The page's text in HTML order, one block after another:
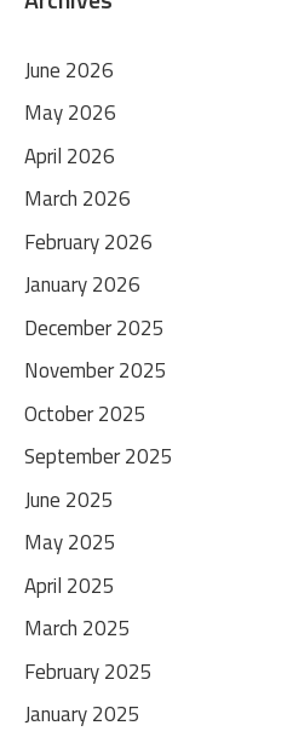
June 2026
May 2026
April 2026
March 2026
February 2026
January 2026
December 2025
November 2025
October 2025
September 2025
June 2025
May 2025
April 2025
March 2025
February 2025
January 2025